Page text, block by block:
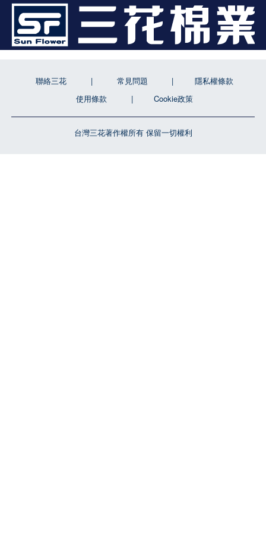
台灣三花著作權所有 保留一切權利
聯絡三花 常見問題
隱私權條款
使用條款
Cookie政策